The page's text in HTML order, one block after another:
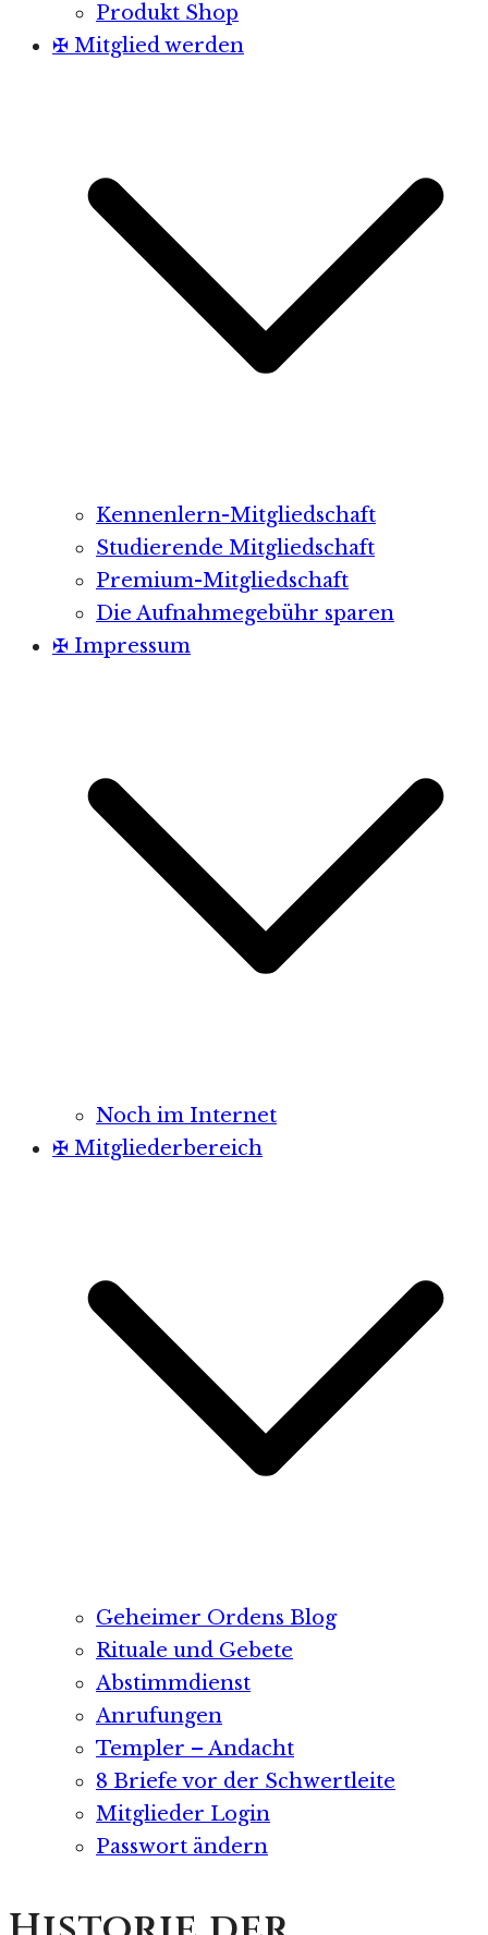
Produkt Shop
✠ Mitglied werden
Kennenlern-Mitgliedschaft
Studierende Mitgliedschaft
Premium-Mitgliedschaft
Die Aufnahmegebühr sparen
✠ Impressum
Noch im Internet
✠ Mitgliederbereich
Geheimer Ordens Blog
Rituale und Gebete
Abstimmdienst
Anrufungen
Templer – Andacht
8 Briefe vor der Schwertleite
Mitglieder Login
Passwort ändern